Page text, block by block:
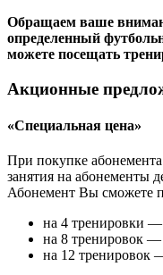
Обращаем ваше
определенный
можете посещать
Акционные
«Специальная цена»
При покупке
занятия на абонементы
Абонемент Вы сможете
на 4 тренировки —
на 8 тренировок —
на 12 тренировок